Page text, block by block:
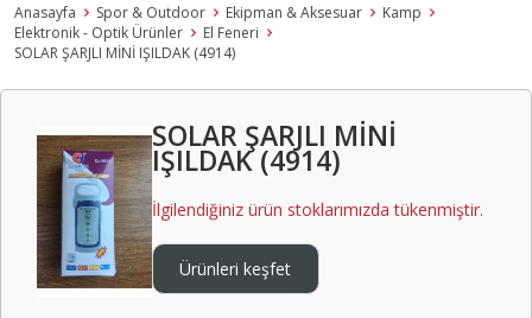
Anasayfa Spor & Outdoor Ekipman & Aksesuar
Kamp
Elektronik - Optik Ürünler
El Feneri
SOLAR ŞARJLI MİNİ IŞILDAK (4914)
SOLAR ŞARJLI MİNİ
IŞILDAK (4914)
İlgilendiğiniz ürün stoklarımızda tükenmiştir.
Ürünleri keşfet